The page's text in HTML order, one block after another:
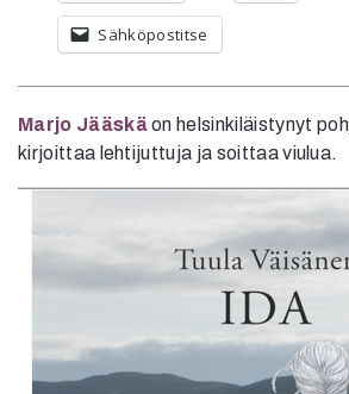
Sähköpostitse
Marjo Jääskäon helsinkiläistynyt
kirjoittaa lehtijuttuja ja soittaa viulua.